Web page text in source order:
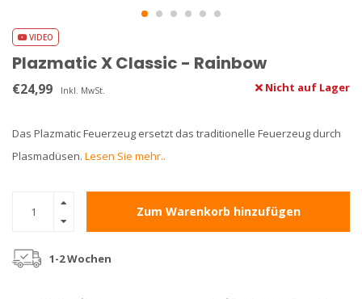
VIDEO
Plazmatic X Classic - Rainbow
€24,99 Inkl. MwSt. Nicht auf Lager
Das Plazmatic Feuerzeug ersetzt das traditionelle Feuerzeug durch
Plasmadüsen. Lesen Sie mehr..
Zum Warenkorb hinzufügen
1-2 Wochen